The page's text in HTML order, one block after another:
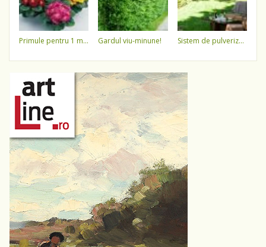
primule pentru 1 martie 3,5 lei / ghiveci !!!! gardul viu-minune! sistem de pulverizare a apei